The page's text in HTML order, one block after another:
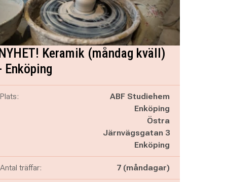
Keramik (måndag kväll)
Enköping
Plats:
ABF Studiehem
Enköping
Östra
Järnvägsgatan 3
Enköping
Antal träffar: 7 (måndagar)